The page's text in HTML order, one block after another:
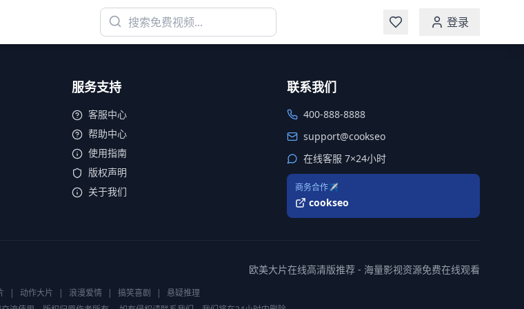
登录
服务支持
客服中心
帮助中心
使用指南
版权声明
关于我们
联系我们
400-888-8888
support@cookseo
在线客服 7×24小时
商务合作✈️
cookseo
欧美大片在线高清版推荐 - 海量影视资源免费在线观看
| 动作大片 | 浪漫爱情 | 搞笑喜剧 |
悬疑推理